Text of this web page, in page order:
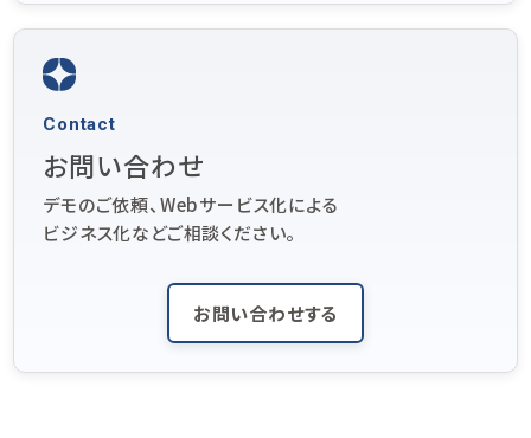
Contact
お問い合わせ
デモのご依頼、Webサービス化による
ビジネス化などご相談ください。
お問い合わせする